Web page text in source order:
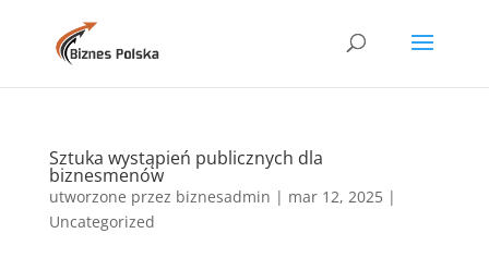
Sztuka wystąpień publicznych dla
biznesmenów
utworzone przez biznesadmin | mar 12, 2025|
Uncategorized